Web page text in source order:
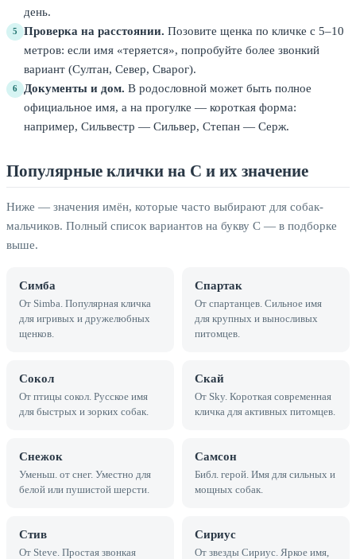
день.
5 Проверка на расстоянии. Позовите щенка по кличке с 5–10
метров: если имя «теряется», попробуйте более звонкий
вариант (Султан, Север, Сварог).
6 Документы и дом. В родословной может быть полное
официальное имя, а на прогулке — короткая форма:
например, Сильвестр — Сильвер, Степан — Серж.
Популярные клички на С и их значение
Ниже — значения имён, которые часто выбирают для собак-
мальчиков. Полный список вариантов на букву С — в подборке
выше.
Симба
От Simba. Популярная кличка
для игривых и дружелюбных
щенков.
Спартак
От спартанцев. Сильное имя
для крупных и выносливых
питомцев.
Сокол
От птицы сокол. Русское имя
для быстрых и зорких собак.
Скай
От Sky. Короткая современная
кличка для активных питомцев.
Снежок
Уменьш. от снег. Уместно для
белой или пушистой шерсти.
Самсон
Библ. герой. Имя для сильных и
мощных собак.
Стив
От Steve. Простая звонкая
Сириус
От звезды Сириус. Яркое имя,